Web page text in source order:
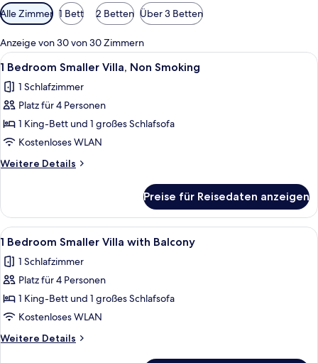
Verfügbare
Filter
für
Zimmer
Alle Zimmer 1 Bett 2 Betten Über 3 Betten
Anzeige von 30 von 30 Zimmern
Alle
Fotos
für
1
Bedroom
Smaller
Villa,
Non
anzeigen
Eine moderne Küche mit
7
1 Bedroom Smaller Villa, Non Smoking
1 Schlafzimmer
Platz für 4 Personen
1 King-Bett und 1 großes Schlafsofa
Kostenloses WLAN
Weitere Details
Weitere
Bedroom
Smaller
Villa,
Smoking
Preise für Reisedaten anzeigen
Alle
Fotos
für
1
Bedroom
Smaller
Villa
with
Ein Wohnzimmer mit einer Couch,
3
1 Bedroom Smaller Villa with Balcony
1 Schlafzimmer
Platz für 4 Personen
1 King-Bett und 1 großes Schlafsofa
Kostenloses WLAN
Weitere Details
Weitere